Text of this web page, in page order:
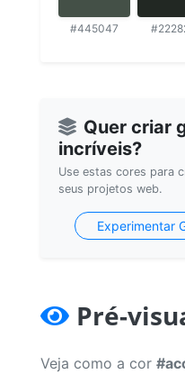
#445047
Quer criar
incríveis?
Use estas cores para
seus projetos web.
Experimentar
Pré-
Veja como a cor